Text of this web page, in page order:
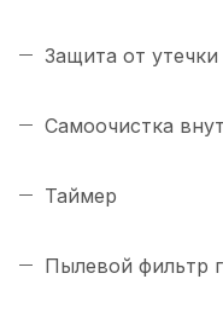
Защита от утечки
Самоочистка
Таймер
Пылевой фильтр